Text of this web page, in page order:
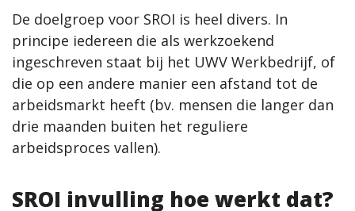
De doelgroep voor SROI is heel divers. In
principe iedereen die als werkzoekend
ingeschreven staat bij het UWV Werkbedrijf, of
die op een andere manier een afstand tot de
arbeidsmarkt heeft (bv. mensen die langer dan
drie maanden buiten het reguliere
arbeidsproces vallen).
SROI invulling hoe werkt dat?